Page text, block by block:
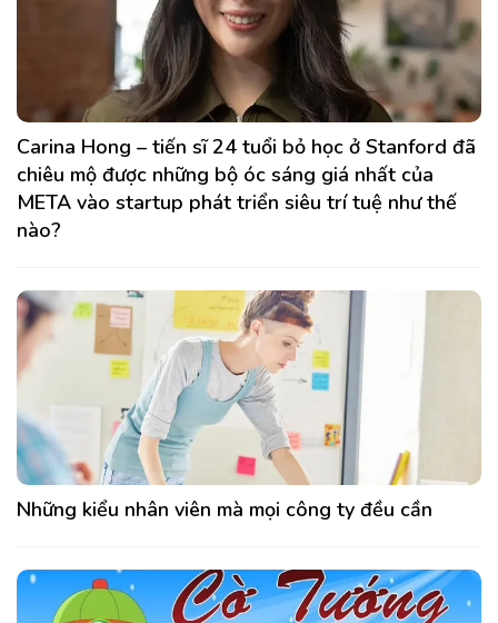
Carina Hong – tiến sĩ 24 tuổi bỏ học ở Stanford đã
chiêu mộ được những bộ óc sáng giá nhất của
META vào startup phát triển siêu trí tuệ như thế
nào?
Những kiểu nhân viên mà mọi công ty đều cần